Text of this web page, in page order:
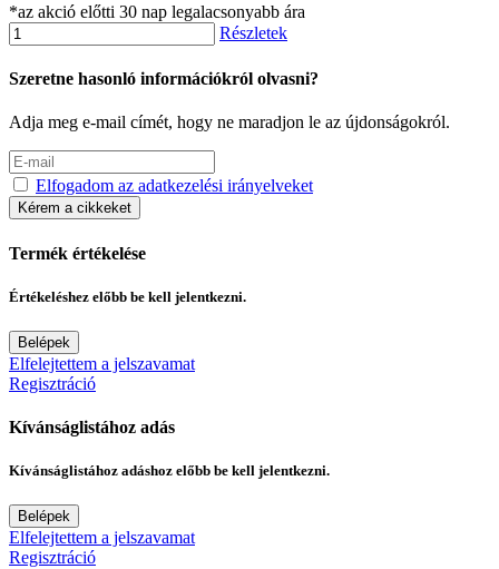
*az akció előtti 30 nap legalacsonyabb ára
Részletek
Szeretne hasonló információkról olvasni?
Adja meg e-mail címét, hogy ne maradjon le az újdonságokról.
Elfogadom az adatkezelési irányelveket
Kérem a cikkeket
Termék értékelése
Értékeléshez előbb be kell jelentkezni.
Belépek
Elfelejtettem a jelszavamat
Regisztráció
Kívánságlistához adás
Kívánságlistához adáshoz előbb be kell jelentkezni.
Belépek
Elfelejtettem a jelszavamat
Regisztráció